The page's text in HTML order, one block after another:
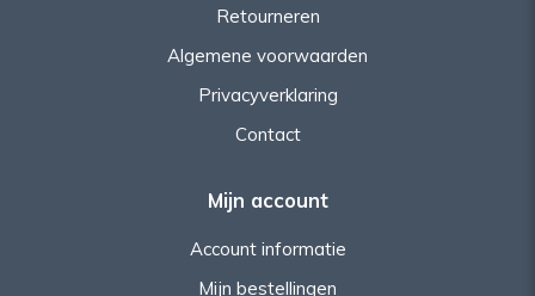
Retourneren
Algemene voorwaarden
Privacyverklaring
Contact
Mijn account
Account informatie
Mijn bestellingen